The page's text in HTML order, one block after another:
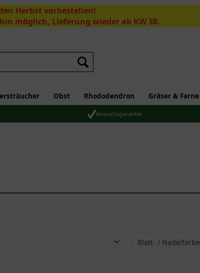
Herbst vorbestellen!
möglich, Lieferung wieder ab KW 38.
Suchen
Obst Rhododendron Gräser & Farne
Anwuchsgarantie
Blatt- / Nadelfarbe